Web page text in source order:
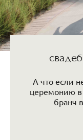
А что если
церемонию в
бранч